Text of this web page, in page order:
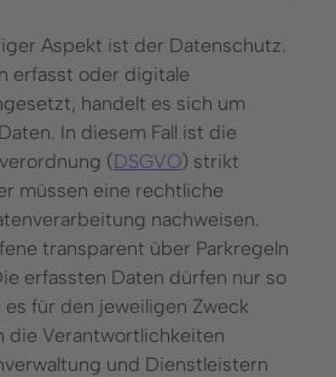
Aspekt ist der Datenschutz.
erfasst oder digitale
handelt es sich um
In diesem Fall ist die
(DSGVO) strikt
müssen eine rechtliche
nachweisen.
transparent über Parkregeln
erfassten Daten dürfen nur so
für den jeweiligen Zweck
die Verantwortlichkeiten
und Dienstleistern